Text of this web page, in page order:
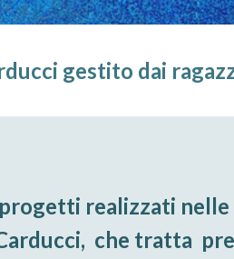
gestito dai
realizzati nelle
che tratta